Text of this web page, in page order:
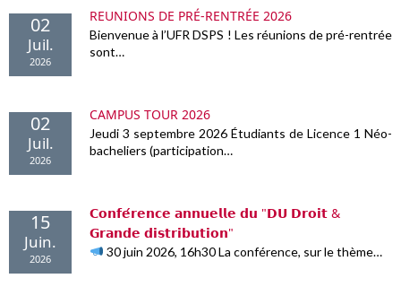
02
Juil.
2026
REUNIONS DE PRÉ-RENTRÉE 2026
Bienvenue à l’UFR DSPS ! Les réunions de pré-rentrée
sont…
02
Juil.
2026
CAMPUS TOUR 2026
Jeudi 3 septembre 2026 Étudiants de Licence 1 Néo-
bacheliers (participation…
15
Juin.
2026
𝗖𝗼𝗻𝗳𝗲́𝗿𝗲𝗻𝗰𝗲 𝗮𝗻𝗻𝘂𝗲𝗹𝗹𝗲 𝗱𝘂 "𝗗𝗨 𝗗𝗿𝗼𝗶𝘁 &
𝗚𝗿𝗮𝗻𝗱𝗲 𝗱𝗶𝘀𝘁𝗿𝗶𝗯𝘂𝘁𝗶𝗼𝗻"
30 juin 2026, 16h30 La conférence, sur le thème…